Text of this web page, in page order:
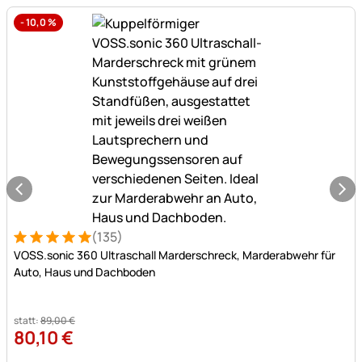
bis
zu
-10,0%
Bewertung: 5 von 5 (135 Bewertungen)
135 Bewertungen
(135)
VOSS.sonic 360 Ultraschall Marderschreck, Marderabwehr für
Auto, Haus und Dachboden
statt:89,00€
80,10€